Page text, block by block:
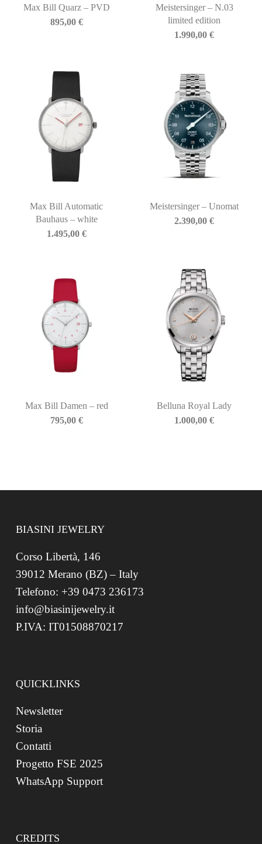
Max Bill Quarz – PVD
895,00 €
Meistersinger – N.03
limited edition
1.990,00€
Max Bill Automatic
Bauhaus – white
1.495,00 €
Meistersinger – Unomat
2.390,00€
Max Bill Damen – red
795,00 €
Belluna Royal Lady
1.000,00€
BIASINI JEWELRY
Corso Libertà, 146
39012 Merano (BZ) – Italy
Telefono: +39 0473 236173
info@biasinijewelry.it
P.IVA: IT01508870217
QUICKLINKS
Newsletter
Storia
Contatti
Progetto FSE 2025
WhatsApp Support
CREDITS